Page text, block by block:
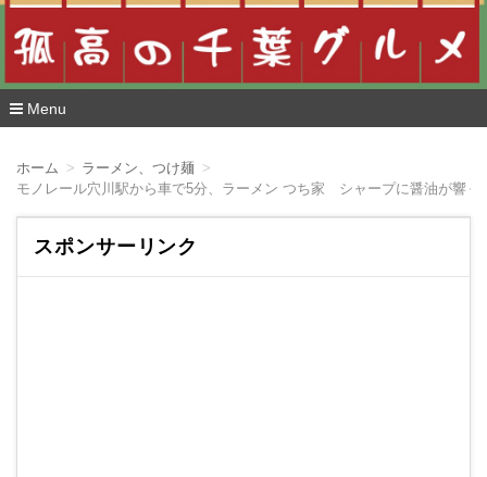
Menu
ホーム
ラーメン、つけ麺
モノレール穴川駅から車で5分、ラーメン つち家 シャープに醤油が響く
スポンサーリンク